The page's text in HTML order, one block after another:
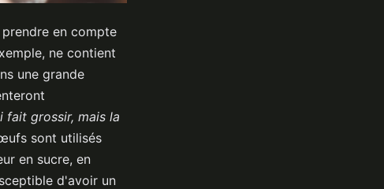
en compte
ne contient
une grande
fait grossir, mais la
sont utilisés
en sucre, en
d'avoir un